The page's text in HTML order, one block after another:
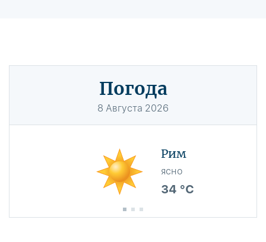
Погода
8 Августа 2026
Рим
ясно
34 °C